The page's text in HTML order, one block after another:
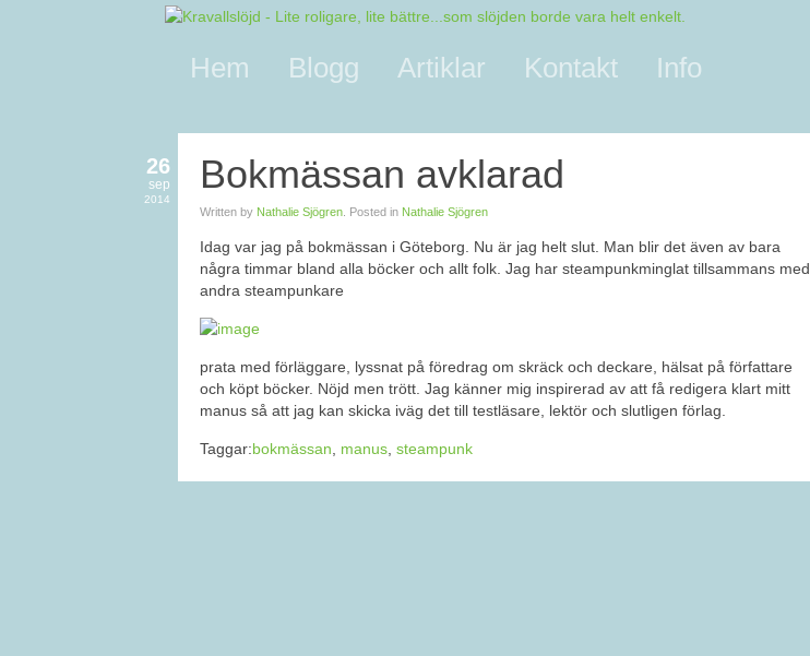
Hem Blogg Artiklar Kontakt Info
26
sep
2014
Bokmässan avklarad
Written by Nathalie Sjögren . Posted in Nathalie Sjögren
Idag var jag på bokmässan i Göteborg. Nu är jag helt slut. Man blir det även av bara
några timmar bland alla böcker och allt folk. Jag har steampunkminglat tillsammans med
andra steampunkare
prata med förläggare, lyssnat på föredrag om skräck och deckare, hälsat på författare
och köpt böcker. Nöjd men trött. Jag känner mig inspirerad av att få redigera klart mitt
manus så att jag kan skicka iväg det till testläsare, lektör och slutligen förlag.
Taggar:bokmässan manus steampunk